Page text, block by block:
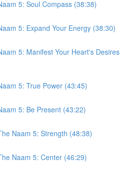
5: Soul Compass (38:38)
5: Expand Your Energy (38:30)
5: Manifest Your Heart's Desires
5: True Power (43:45)
5: Be Present (43:22)
Naam 5: Strength (48:38)
Naam 5: Center (46:29)